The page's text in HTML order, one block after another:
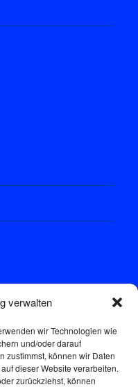
verwalten
wir Technologien wie
und/oder darauf
zustimmst, können wir Daten
dieser Website verarbeiten.
zurückziehst, können